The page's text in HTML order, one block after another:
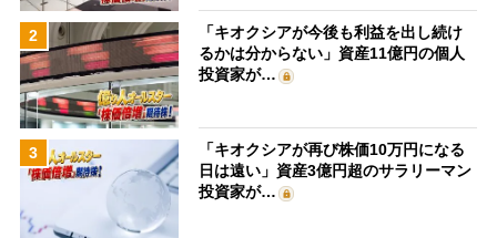
2
「キオクシアが今後も利益を出し続け
るかは分からない」資産11億円の個人
投資家が…
3
「キオクシアが再び株価10万円になる
日は遠い」資産3億円超のサラリーマン
投資家が…